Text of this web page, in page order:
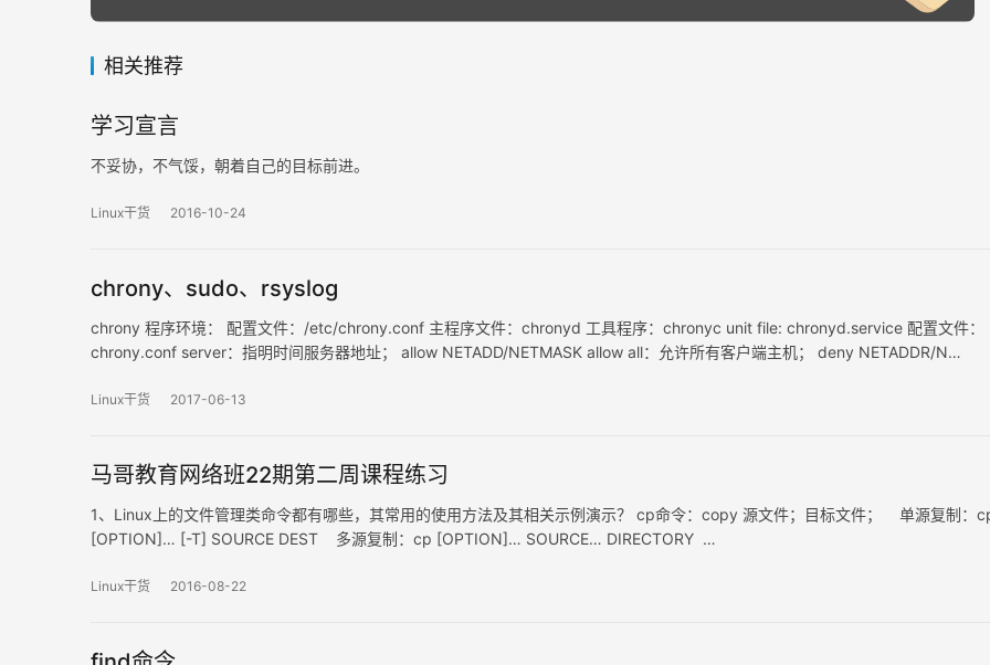
相关推荐
学习宣言
不妥协，不气馁，朝着自己的目标前进。
Linux干货 2016-10-24
chrony、sudo、rsyslog
chrony 程序环境： 配置文件：/etc/chrony.conf 主程序文件：chronyd 工具程序：chronyc unit file: chronyd.service 配置文件：
chrony.conf server：指明时间服务器地址； allow NETADD/NETMASK allow all：允许所有客户端主机； deny NETADDR/N…
Linux干货 2017-06-13
马哥教育网络班22期第二周课程练习
1、Linux上的文件管理类命令都有哪些，其常用的使用方法及其相关示例演示？ cp命令：copy 源文件；目标文件； 单源复制：
[OPTION]… [-T] SOURCE DEST 多源复制：cp [OPTION]… SOURCE… DIRECTORY …
Linux干货 2016-08-22